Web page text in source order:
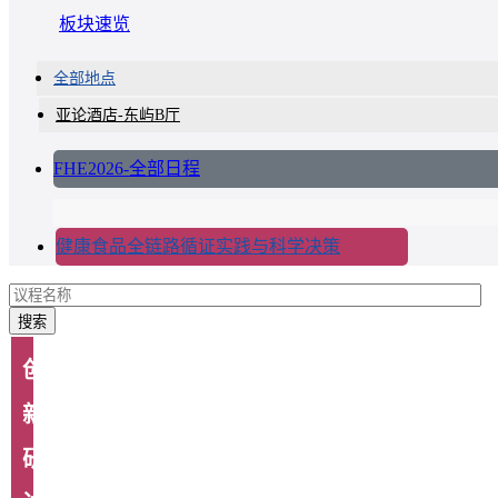
板块速览
全部地点
亚论酒店-东屿B厅
FHE2026-全部日程
健康食品全链路循证实践与科学决策
搜索
创
新
研